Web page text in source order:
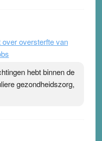
over oversterfte van
hebt binnen de
gezondheidszorg,